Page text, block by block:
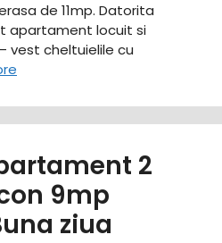
de 11mp. Datorita
apartament locuit si
vest cheltuielile cu
2
9mp
ziua